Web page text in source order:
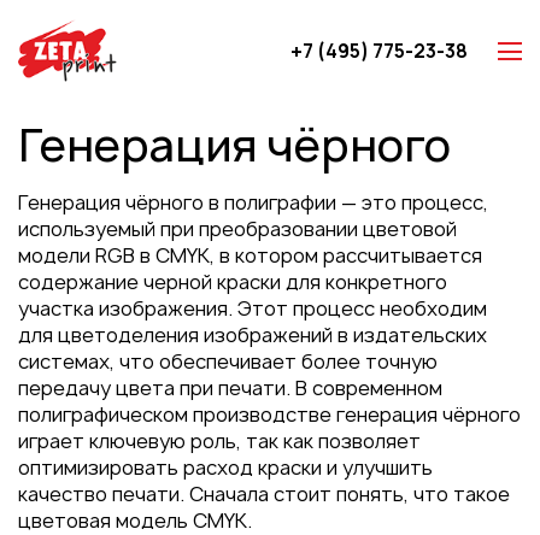
Брошюры
Игральные карты
Каталоги
Листовки
Книги
Папки
Календари
Упаковка
Блокноты с логотипом
+7 (495) 775-23-38
Генерация чёрного
Генерация чёрного в полиграфии — это процесс,
используемый при преобразовании цветовой
модели RGB в CMYK, в котором рассчитывается
содержание черной краски для конкретного
участка изображения. Этот процесс необходим
для цветоделения изображений в издательских
системах, что обеспечивает более точную
передачу цвета при печати. В современном
полиграфическом производстве генерация чёрного
играет ключевую роль, так как позволяет
оптимизировать расход краски и улучшить
качество печати. Сначала стоит понять, что такое
цветовая модель CMYK.